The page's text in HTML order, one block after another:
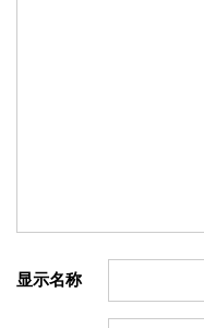
显示名称